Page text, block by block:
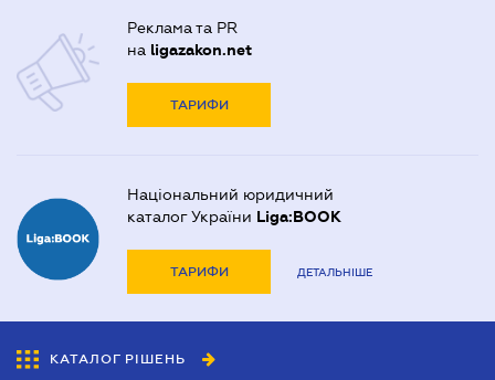
Реклама та PR
на ligazakon.net
ТАРИФИ
Національний юридичний
каталог України Liga:BOOK
ТАРИФИ ДЕТАЛЬНІШЕ
КАТАЛОГ РІШЕНЬ